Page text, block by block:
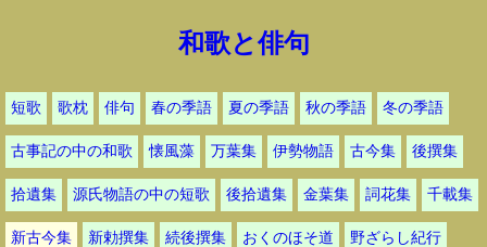
和歌と俳句
短歌 歌枕 俳句 春の季語 夏の季語 秋の季語 冬の季語
古事記の中の和歌 懐風藻 万葉集 伊勢物語 古今集 後撰集
拾遺集 源氏物語の中の短歌 後拾遺集 金葉集 詞花集 千載集
新古今集 新勅撰集 続後撰集 おくのほそ道 野ざらし紀行